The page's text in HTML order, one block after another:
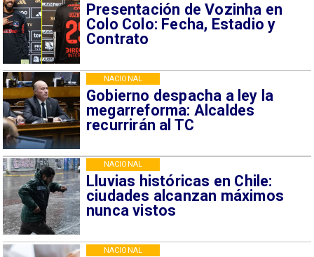
Presentación de Vozinha en
Colo Colo: Fecha, Estadio y
Contrato
Gobierno despacha a ley la
megarreforma: Alcaldes
recurrirán al TC
NACIONAL
Lluvias históricas en Chile:
ciudades alcanzan máximos
nunca vistos
NACIONAL
NACIONAL